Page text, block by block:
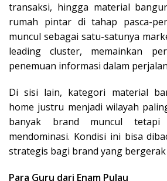
transaksi, hingga material
rumah pintar di tahap pasca-
muncul sebagai satu-satunya
leading cluster, memainkan
penemuan informasi dalam
Di sisi lain, kategori material
home justru menjadi wilayah
banyak brand muncul
mendominasi. Kondisi ini bisa
strategis bagi brand yang bergerak
Para Guru dari Enam Pulau